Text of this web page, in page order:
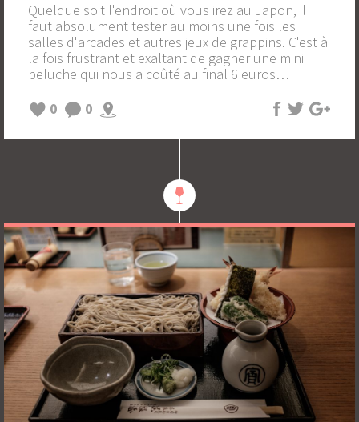
Quelque soit l'endroit où vous irez au Japon, il
faut absolument tester au moins une fois les
salles d'arcades et autres jeux de grappins. C'est à
la fois frustrant et exaltant de gagner une mini
peluche qui nous a coûté au final 6 euros…
0
0